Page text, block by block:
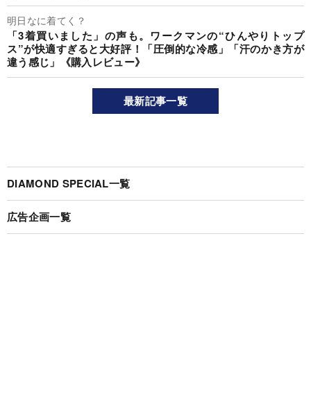
明日なに着てく？
「3着買いました」の声も。ワークマンの“ひんやりトップ
ス”が快適すぎると大好評！「圧倒的な冷感」「汗のかき方が
違う感じ」《購入レビュー》
最新記事一覧
DIAMOND SPECIAL一覧
広告企画一覧